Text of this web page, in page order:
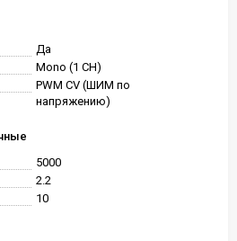
Да
Mono (1 CH)
PWM СV (ШИМ по
напряжению)
5000
2.2
10